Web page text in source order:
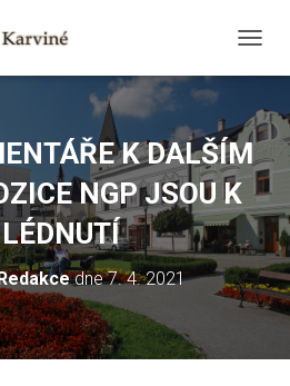
O
G
L
E
V
I
G
A
T
K DALŠÍM
NGP JSOU K
dne7. 4. 2021